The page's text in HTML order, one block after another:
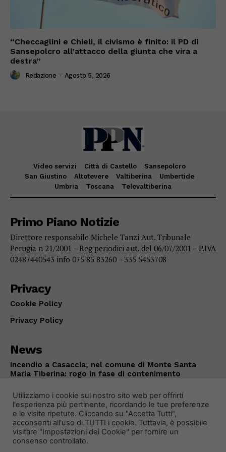
“Checcaglini e Chieli, il civismo è finito: il PD di
Sansepolcro all’attacco della giunta che vira a
destra”
Redazione - Agosto 5, 2026
Video servizi Città di Castello
Sansepolcro
San Giustino
Altotevere Valtiberina
Umbertide
Umbria
Toscana Televaltiberina
Primo Piano Notizie
Direttore responsabile Michele Tanzi Aut. Tribunale
Perugia n 21/2001 – Reg periodici aut. del 06/07/2001 – P.IVA
02487440543 info 075 85 83260 – 335 5453708
Privacy
Cookie Policy
Privacy Policy
News
Incendio a Casaccia, nel comune di Monte Santa
Maria Tiberina: rogo in fase di contenimento
Utilizziamo i cookie sul nostro sito web per offrirti
l'esperienza più pertinente, ricordando le tue preferenze
e le visite ripetute. Cliccando su "Accetta Tutti",
acconsenti all'uso di TUTTI i cookie. Tuttavia, è possibile
visitare "Impostazioni dei Cookie" per fornire un
consenso controllato.